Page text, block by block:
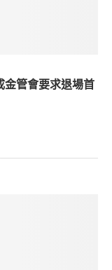
金管會要求退場首